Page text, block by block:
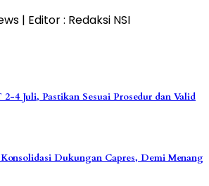
| Editor : Redaksi NSI
4 Juli, Pastikan Sesuai Prosedur dan Valid
Dukungan Capres, Demi Menang